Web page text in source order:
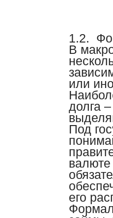
1.2.
В
или
долга
Под
его